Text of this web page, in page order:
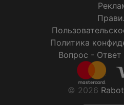
Политика
Вопрос - Ответ
© 2026